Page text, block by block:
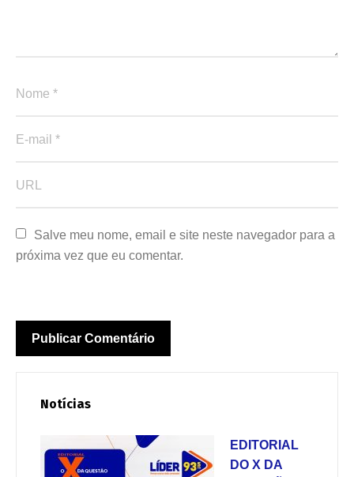
Salve meu nome, email e site neste navegador para a
próxima vez que eu comentar.
Notícias
EDITORIAL
DO X DA